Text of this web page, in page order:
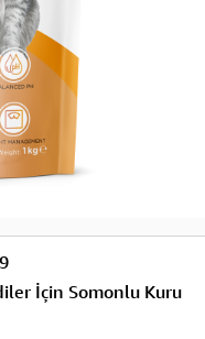
İçin Somonlu Kuru